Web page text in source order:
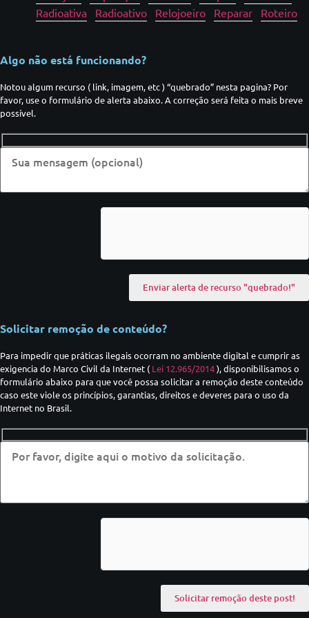
Radioativa
Radioativo Relojoeiro Reparar Roteiro
Algo não está funcionando?
Notou algum recurso ( link, imagem, etc ) “quebrado” nesta pagina? Por
favor, use o formulário de alerta abaixo. A correção será feita o mais breve
possível.
Solicitar remoção de conteúdo?
Para impedir que práticas ilegais ocorram no ambiente digital e cumprir as
exigencia do Marco Civil da Internet ( Lei 12.965/2014), disponibilisamos o
formulário abaixo para que você possa solicitar a remoção deste conteúdo
caso este viole os princípios, garantias, direitos e deveres para o uso da
Internet no Brasil.